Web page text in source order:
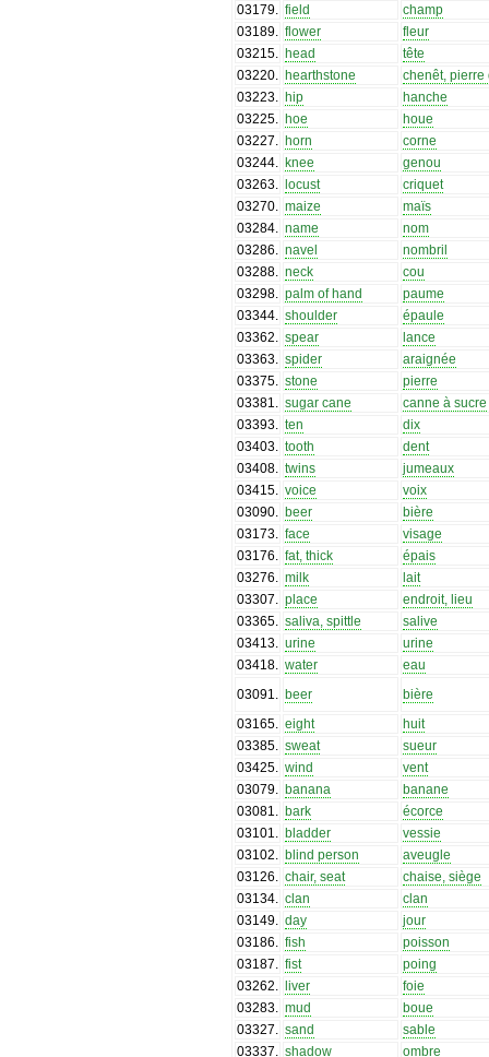
03179
field
champ
03189
flower
fleur
03215
head
tête
03220
hearthstone
chenêt, pierre
03223
hip
hanche
03225
hoe
houe
03227
horn
corne
03244
knee
genou
03263
locust
criquet
03270
maize
maïs
03284
name
nom
03286
navel
nombril
03288
neck
cou
03298
palm of hand
paume
03344
shoulder
épaule
03362
spear
lance
03363
spider
araignée
03375
stone
pierre
03381
sugar cane
canne à sucre
03393
ten
dix
03403
tooth
dent
03408
twins
jumeaux
03415
voice
voix
03090
beer
bière
03173
face
visage
03176
fat, thick
épais
03276
milk
lait
03307
place
endroit, lieu
03365
saliva, spittle
salive
03413
urine
urine
03418
water
eau
03091
beer
bière
03165
eight
huit
03385
sweat
sueur
03425
wind
vent
03079
banana
banane
03081
bark
écorce
03101
bladder
vessie
03102
blind person
aveugle
03126
chair, seat
chaise, siège
03134
clan
clan
03149
day
jour
03186
fish
poisson
03187
fist
poing
03262
liver
foie
03283
mud
boue
03327
sand
sable
03337
shadow ombre